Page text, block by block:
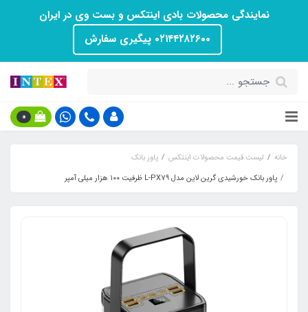
نمایندگی محصولات بادی اینتکس و بست وی در ایران
۰۲۱۴۴۲۸۲۶۰۰ پیگیری سفارش
0
خانه لیست قیمت محصولات اینتکس
پاور بانک
پاور بانک خورشیدی گرین لاین مدل L-PX79 ظرفیت ۱۰۰ هزار میلی آمپر